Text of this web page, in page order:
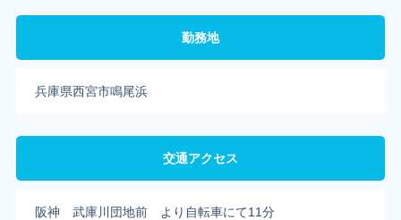
勤務地
兵庫県西宮市鳴尾浜
交通アクセス
阪神 武庫川団地前 より自転車にて11分